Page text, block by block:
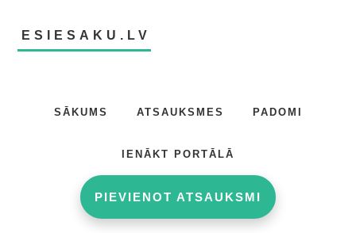
main
footerESIESAKU.LV
SĀKUMS ATSAUKSMES PADOMI
IENĀKT PORTĀLĀ
PIEVIENOT ATSAUKSMI